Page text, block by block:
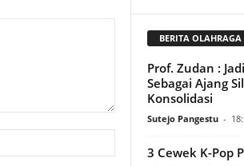
BERITA OLAHRAGA
Prof. Zudan :
Sebagai Ajang
Konsolidasi
Sutejo Pangestu -
3 Cewek K-Pop